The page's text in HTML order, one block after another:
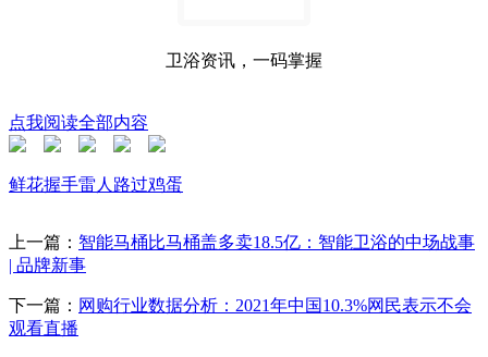
卫浴资讯，一码掌握
点我阅读全部内容
鲜花握手雷人 路过鸡蛋
上一篇： 智能马桶比马桶盖多卖18.5亿：智能卫浴的中场战事
| 品牌新事
下一篇： 网购行业数据分析：2021年中国10.3%网民表示不会
观看直播